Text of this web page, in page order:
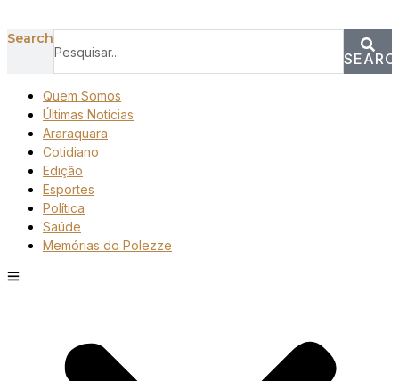
Search
Quem Somos
Últimas Notícias
Araraquara
Cotidiano
Edição
Esportes
Política
Saúde
Memórias do Polezze